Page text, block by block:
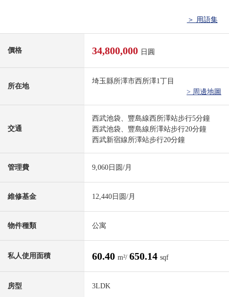
＞ 用語集
價格 34,800,000 日圓
所在地
埼玉縣所澤市西所澤1丁目
> 周邊地圖
交通
西武池袋、豐島線西所澤站步行5分鐘
西武池袋、豐島線所澤站步行20分鐘
西武新宿線所澤站步行20分鐘
管理費 9,060日圆/月
維修基金 12,440日圆/月
物件種類 公寓
私人使用面積 60.40 m²/ 650.14 sqf
房型 3LDK